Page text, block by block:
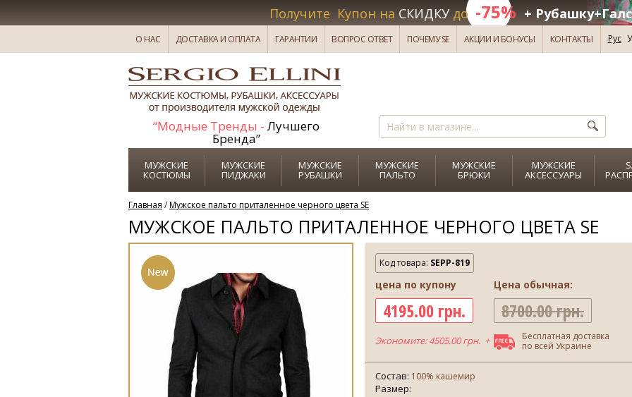
Получите Купон на СКИДКУдо -75% +
О НАС ДОСТАВКА И ОПЛАТА ГАРАНТИИ ВОПРОС ОТВЕТ ПОЧЕМУ SE АКЦИИ И БОНУСЫ КОНТАКТЫ Рус
“Модные Тренды -Лучшего
Бренда”
МУЖСКИЕ
КОСТЮМЫ
МУЖСКИЕ
ПИДЖАКИ
МУЖСКИЕ
РУБАШКИ
МУЖСКИЕ
ПАЛЬТО
МУЖСКИЕ
БРЮКИ
МУЖСКИЕ
АКСЕССУАРЫ
Главная /Мужское пальто приталенное черного цвета SE
МУЖСКОЕ ПАЛЬТО ПРИТАЛЕННОЕ ЧЕРНОГО ЦВЕТА SE
Код товара: SEPP-819
цена по купону
4195.00 грн.
Экономите: 4505.00 грн. +
Цена обычная:
8700.00 грн.
Бесплатная доставка
по всей Украине
Состав: 100% кашемир
Размер: